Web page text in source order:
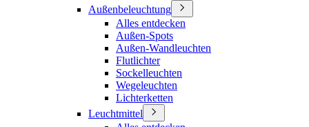
Außenbeleuchtung
Alles entdecken
Außen-Spots
Außen-Wandleuchten
Flutlichter
Sockelleuchten
Wegeleuchten
Lichterketten
Leuchtmittel